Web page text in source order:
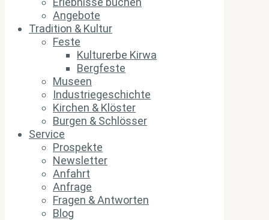
Angebote
Tradition & Kultur
Feste
Kulturerbe Kirwa
Bergfeste
Museen
Industriegeschichte
Kirchen & Klöster
Burgen & Schlösser
Service
Prospekte
Newsletter
Anfahrt
Anfrage
Fragen & Antworten
Blog